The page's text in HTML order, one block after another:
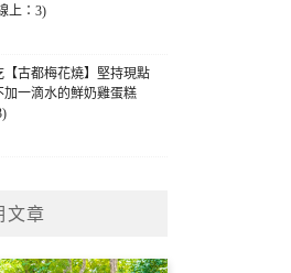
上：3)
【古都梅花燒】堅持現點
加一滴水的鮮奶雞蛋糕
文章